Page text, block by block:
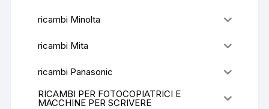
ricambi Minolta
ricambi Mita
ricambi Panasonic
RICAMBI PER FOTOCOPIATRICI E
MACCHINE PER SCRIVERE